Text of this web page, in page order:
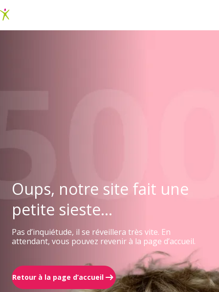
Oups, notre site fait une
petite sieste...
Pas d’inquiétude, il se réveillera très vite. En
attendant, vous pouvez revenir à la page d’accueil.
Retour à la page d’accueil